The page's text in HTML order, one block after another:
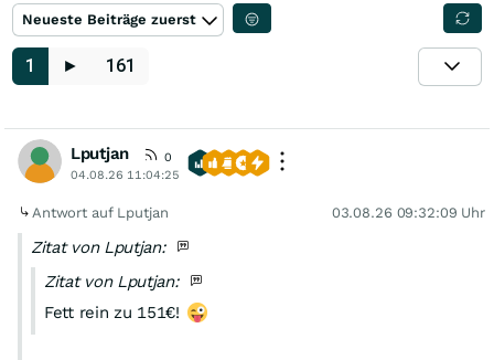
Neueste Beiträge zuerst
1 ► 161
Lputjan
0
04.08.26 11:04:25
Antwort auf Lputjan 03.08.26 09:32:09 Uhr
Zitat von Lputjan:
Zitat von Lputjan:
Fett rein zu 151€!